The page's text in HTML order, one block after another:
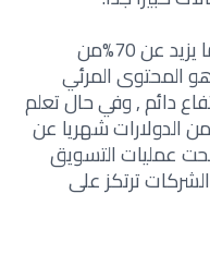
وحتى أن الإحصائيات تشير إلى أن ما يزيد عن 70%من
المحتوى المرئي
دائم , وفي حال تعلم
الدولارات شهريا عن
عمليات التسويق
ترتكز على